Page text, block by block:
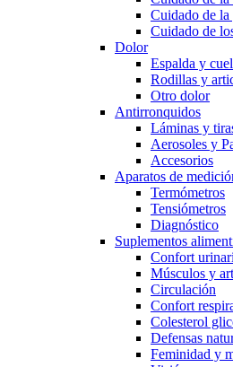
​​Cuidado de la
​​Cuidado de
Dolor
Espalda y
Rodillas y
Otro dolor
Antirronquidos
Láminas y
Aerosoles y
Accesorios
Aparatos de
Termómetros
Tensiómetros
Diagnóstico
Suplementos
Confort
Músculos y
Circulación
Confort
Colesterol
Defensas
Feminidad y